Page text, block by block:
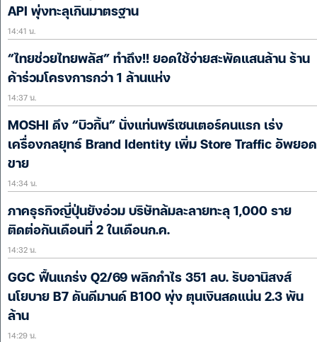
API พุ่งทะลุเกินมาตรฐาน
14:41 น.
“ไทยช่วยไทยพลัส” ทำถึง!! ยอดใช้จ่ายสะพัดแสนล้าน ร้าน
ค้าร่วมโครงการกว่า 1 ล้านแห่ง
14:37 น.
MOSHI ดึง “บิวกิ้น” นั่งแท่นพรีเซนเตอร์คนแรก เร่ง
เครื่องกลยุทธ์ Brand Identity เพิ่ม Store Traffic อัพยอด
ขาย
14:34 น.
ภาคธุรกิจญี่ปุ่นยังอ่วม บริษัทล้มละลายทะลุ 1,000 ราย
ติดต่อกันเดือนที่ 2 ในเดือนก.ค.
14:32 น.
GGC ฟื้นแกร่ง Q2/69 พลิกกำไร 351 ลบ. รับอานิสงส์
นโยบาย B7 ดันดีมานด์ B100 พุ่ง ตุนเงินสดแน่น 2.3 พัน
ล้าน
14:29 น.